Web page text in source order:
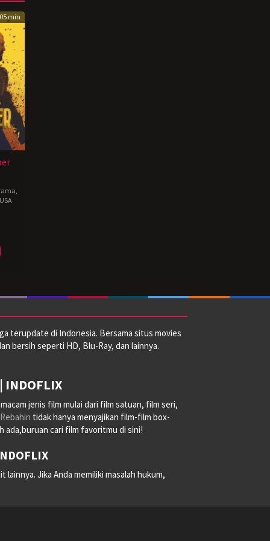
min
,
USA
terupdate di Indonesia. Bersama situs movies
bersih seperti HD, Blu-Ray, dan lainnya.
jenis film mulai dari film satuan, film seri,
Rebahin tidak hanya menyajikan film-film box-
ada,buruan cari film favoritmu di sini!
Jika Anda memiliki masalah hukum,